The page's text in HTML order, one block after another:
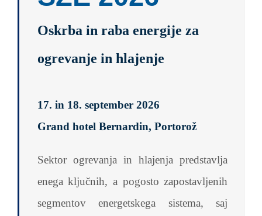
Oskrba in raba energije za
ogrevanje in hlajenje
17. in 18. september 2026
Grand hotel Bernardin, Portorož
Sektor ogrevanja in hlajenja predstavlja
enega ključnih, a pogosto zapostavljenih
segmentov energetskega sistema, saj